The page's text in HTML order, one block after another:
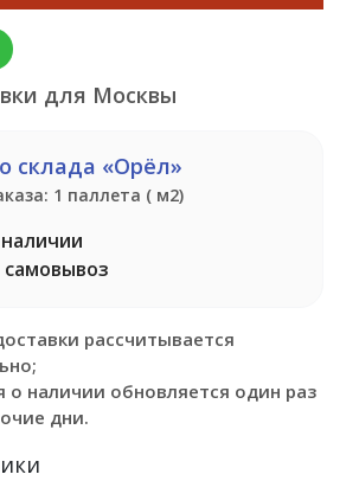
для Москвы
склада «Орёл»
1 паллета ( м2)
рассчитывается
наличии обновляется один раз
дни.